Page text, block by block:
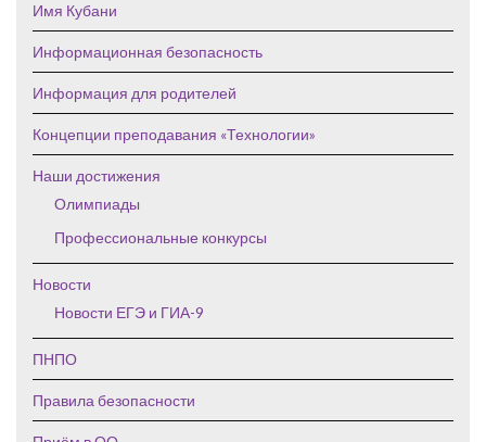
Имя Кубани
Информационная безопасность
Информация для родителей
Концепции преподавания «Технологии»
Наши достижения
Олимпиады
Профессиональные конкурсы
Новости
Новости ЕГЭ и ГИА-9
ПНПО
Правила безопасности